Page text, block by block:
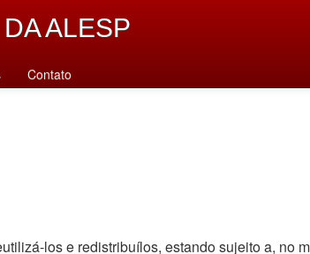
ALESP
Contato
los e redistribuí­los, estando sujeito a, no